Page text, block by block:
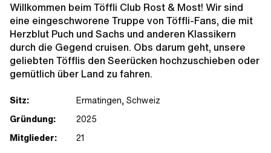
Willkommen beim Töffli Club Rost & Most! Wir sind
eine eingeschworene Truppe von Töffli-Fans, die mit
Herzblut Puch und Sachs und anderen Klassikern
durch die Gegend cruisen. Obs darum geht, unsere
geliebten Töfflis den Seerücken hochzuschieben oder
gemütlich über Land zu fahren.
Sitz:
Ermatingen, Schweiz
Gründung:
2025
Mitglieder:
21